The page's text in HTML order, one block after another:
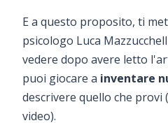
E a questo proposito, ti
psicologo Luca
vedere dopo avere letto
puoi giocare a inventare
descrivere quello che provi
video).